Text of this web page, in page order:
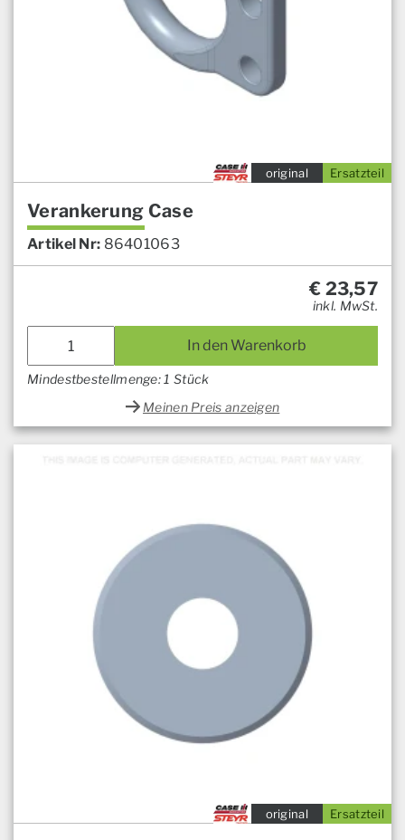
Ersatzteil
original
Verankerung Case
Artikel Nr: 86401063
€ 23,57
inkl. MwSt.
In den Warenkorb
Mindestbestellmenge: 1 Stück
Meinen Preis anzeigen
Ersatzteil
original